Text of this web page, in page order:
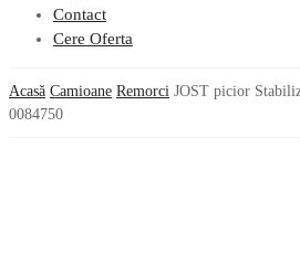
Contact
Cere Oferta
Acasă Camioane Remorci JOST picior
0084750